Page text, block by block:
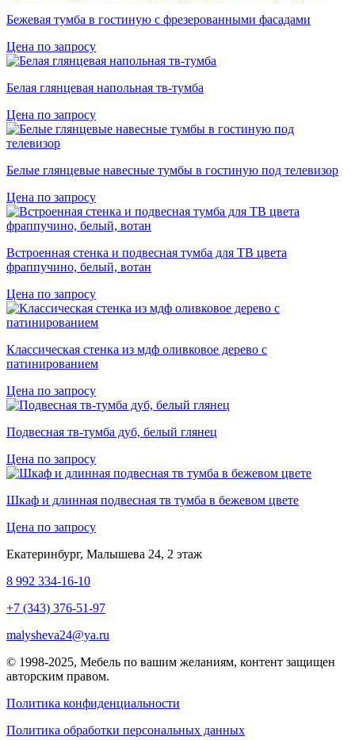
Бежевая тумба в гостиную с фрезерованными фасадами
Цена по запросу
Белая глянцевая напольная тв-тумба
Цена по запросу
Белые глянцевые навесные тумбы в гостиную под телевизор
Цена по запросу
Встроенная стенка и подвесная тумба для ТВ цвета
фраппучино, белый, вотан
Цена по запросу
Классическая стенка из мдф оливковое дерево с
патинированием
Цена по запросу
Подвесная тв-тумба дуб, белый глянец
Цена по запросу
Шкаф и длинная подвесная тв тумба в бежевом цвете
Цена по запросу
Екатеринбург, Малышева 24, 2 этаж
8 992 334-16-10
+7 (343) 376-51-97
malysheva24@ya.ru
© 1998-2025, Мебель по вашим желаниям, контент защищен
авторским правом.
Политика конфиденциальности
Политика обработки персональных данных